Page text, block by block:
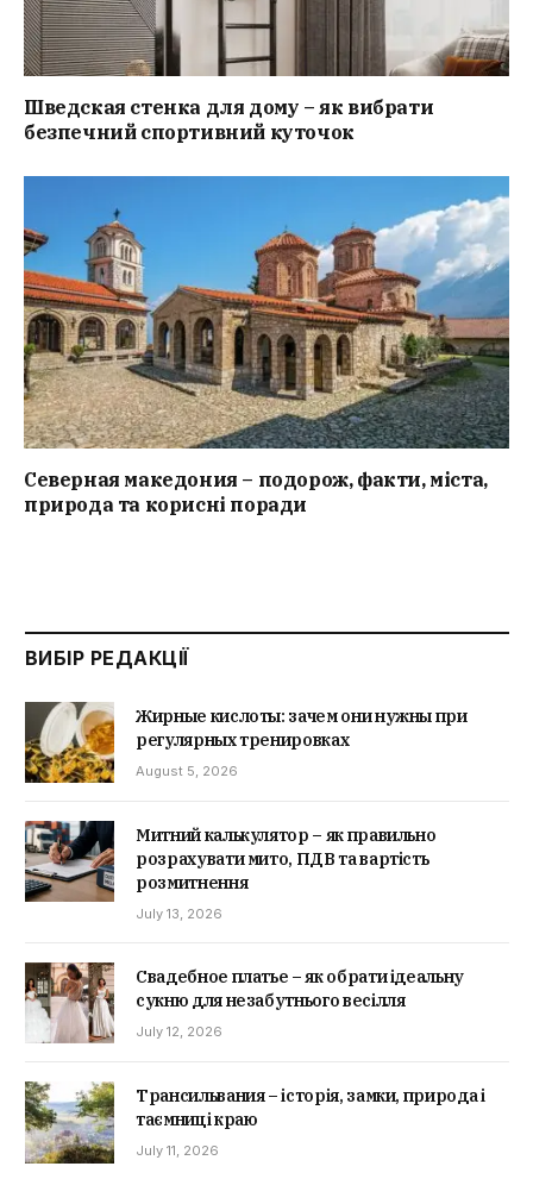
Шведская стенка для дому – як вибрати
безпечний спортивний куточок
Северная македония – подорож, факти, міста,
природа та корисні поради
ВИБІР РЕДАКЦІЇ
Жирные кислоты: зачем они нужны при
регулярных тренировках
August 5, 2026
Митний калькулятор – як правильно
розрахувати мито, ПДВ та вартість
розмитнення
July 13, 2026
Свадебное платье – як обрати ідеальну
сукню для незабутнього весілля
July 12, 2026
Трансильвания – історія, замки, природа і
таємниці краю
July 11, 2026